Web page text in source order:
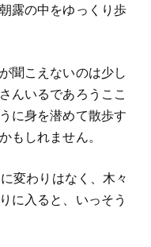
露の中をゆっくり歩
聞こえないのは少し
んいるであろうここ
に身を潜めて散歩す
もしれません。
変わりはなく、木々
に入ると、いっそう